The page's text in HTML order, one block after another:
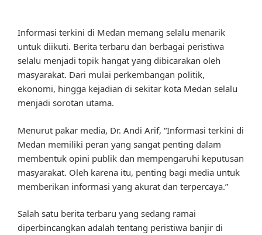
Informasi terkini di Medan memang selalu menarik
untuk diikuti. Berita terbaru dan berbagai peristiwa
selalu menjadi topik hangat yang dibicarakan oleh
masyarakat. Dari mulai perkembangan politik,
ekonomi, hingga kejadian di sekitar kota Medan selalu
menjadi sorotan utama.
Menurut pakar media, Dr. Andi Arif, “Informasi terkini di
Medan memiliki peran yang sangat penting dalam
membentuk opini publik dan mempengaruhi keputusan
masyarakat. Oleh karena itu, penting bagi media untuk
memberikan informasi yang akurat dan terpercaya.”
Salah satu berita terbaru yang sedang ramai
diperbincangkan adalah tentang peristiwa banjir di